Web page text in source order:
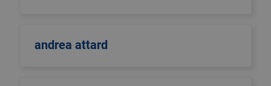
andrea attard